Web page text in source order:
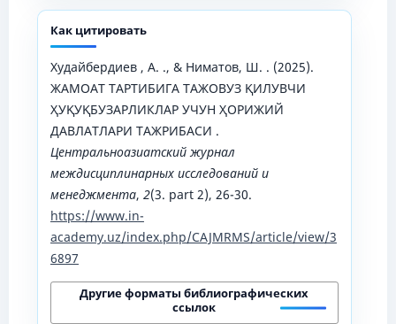
Как цитировать
Худайбердиев , А. ., & Ниматов, Ш. . (2025).
ЖАМОАТ ТАРТИБИГА ТАЖОВУЗ ҚИЛУВЧИ
ҲУҚУҚБУЗАРЛИКЛАР УЧУН ҲОРИЖИЙ
ДАВЛАТЛАРИ ТАЖРИБАСИ .
Центральноазиатский журнал
междисциплинарных исследований и
менеджмента, 2(3. part 2), 26-30.
https://www.in-
academy.uz/index.php/CAJMRMS/article/view/3
6897
Другие форматы библиографических
ссылок